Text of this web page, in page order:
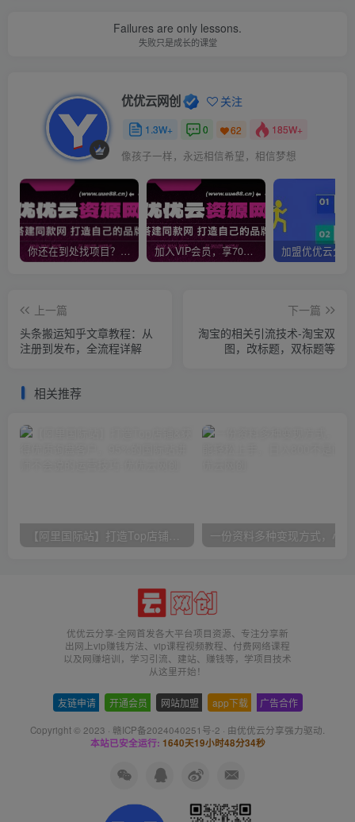
Failures are only lessons.
失败只是成长的课堂
优优云网创 关注
1.3W+ 0 62 185W+
像孩子一样，永远相信希望，相信梦想
你还在到处找项目？还在当韭菜？我靠网创资源站一个月收入5万+，曾经我也是个失败者。 加入VIP会员，享70%的推广提成，免费学习多种网上创业课程，菜鸟秒变大神！
上一篇
头条搬运知乎文章教程：从
注册到发布，全流程详解
下一篇
淘宝的相关引流技术-淘宝双
图，改标题，双标题等
相关推荐
优优云分享-全网首发各大平台项目资源、专注分享新
出网上vip赚钱方法、vip课程视频教程、付费网络课程
以及网赚培训，学习引流、建站、赚钱等，学项目技术
从这里开始！
友链申请 开通会员 网站加盟 app下载 广告合作
Copyright © 2023 · 赣ICP备2024040251号-2 · 由优优云分享强力驱动.
本站已安全运行: 1640天19小时48分34秒